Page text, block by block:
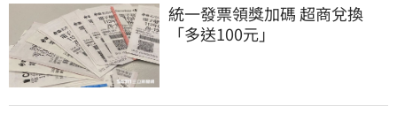
統一發票領獎加碼 超商兌換
「多送100元」